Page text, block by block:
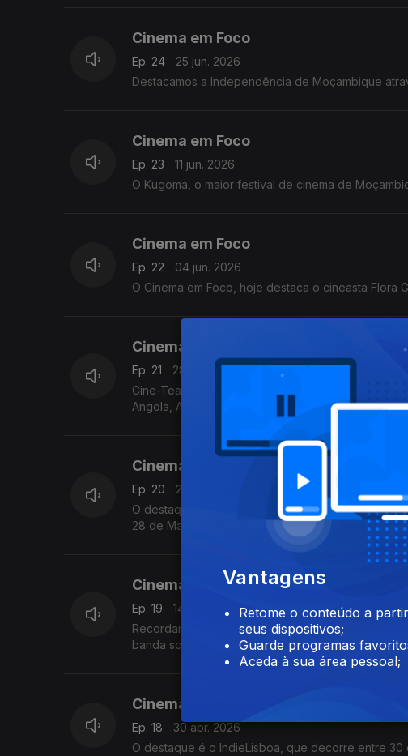
Cinema em Foco
Ep. 24
25 jun. 2026
Destacamos a Independência de Moçambique
Cinema em Foco
Ep. 23
11 jun. 2026
O Kugoma, o maior festival de cinema de
Cinema em Foco
Ep. 22
04 jun. 2026
O Cinema em Foco, hoje destaca o cineasta
Cinema em Foco
Ep. 21
28 mai. 2026
Cine-Teatro Scala, acolhe a mostra de cinema
Angola, Argentina, Brasil, Cabo Verde, Cuba,
Cinema em Foco
Ep. 20
21 mai. 2026
O destaque é o filme Banzo, que venceu 10
28 de Maio, juntando filmes de mais de cinco
Cinema em Foco
Ep. 19
14 mai. 2026
Recordamos com intusiamos o filme angolano Ar
banda sonora.
Cinema em Foco
Ep. 18
30 abr. 2026
O destaque é o IndieLisboa, que decorre entre 30
Vantagens
Retome o conteúdo a
seus dispositivos;
Guarde programas
Aceda à sua área pessoal;